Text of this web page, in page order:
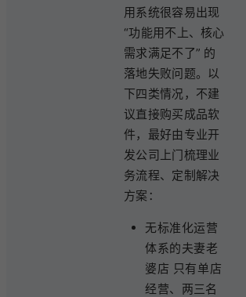
用系统很容易出现
“功能用不上、核心
需求满足不了” 的
落地失败问题。以
下四类情况，不建
议直接购买成品软
件，最好由专业开
发公司上门梳理业
务流程、定制解决
方案：
无标准化运营
体系的夫妻老
婆店 只有单店
经营、两三名